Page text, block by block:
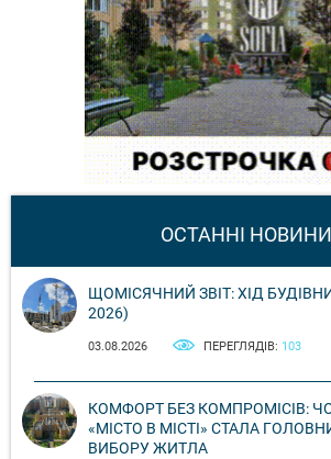
ОСТАННІ НОВИНИ
ЩОМІСЯЧНИЙ ЗВІТ: ХІД
2026)
03.08.2026 ПЕРЕГЛЯДІВ: 103
КОМФОРТ БЕЗ КОМПРОМІСІВ:
«МІСТО В МІСТІ» СТАЛА
ВИБОРУ ЖИТЛА